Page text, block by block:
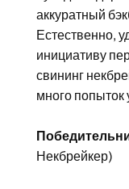
аккуратный
Естественно,
инициативу
свининг
много
Некбрейкер)